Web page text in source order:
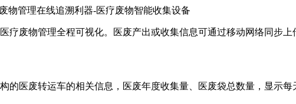
废物管理全程可视化。医废产出或收集信息可通过移动网络同步上
的医废转运车的相关信息，医废年度收集量、医废袋总数量，显示